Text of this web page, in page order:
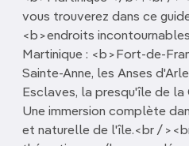
vous trouverez dans ce
<b>endroits
Martinique : <b>Fort-de-
Sainte-Anne, les Anses
Esclaves, la presqu'île de
Une immersion complète
et naturelle de l'île.<br /